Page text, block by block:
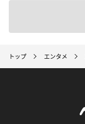
トップ エンタメ